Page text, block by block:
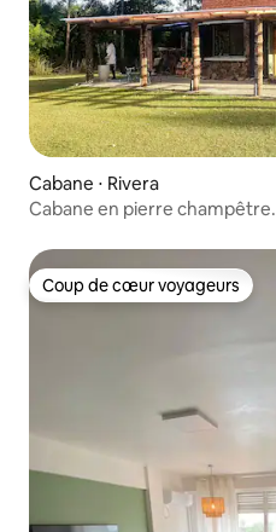
Cabane ⋅ Rivera
Cabane en pierre champêtre.
Coup de cœur voyageurs
Coup de cœur voyageurs